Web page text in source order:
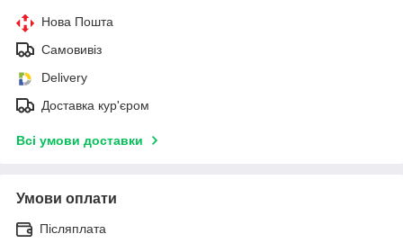
Нова Пошта
Самовивіз
Delivery
Доставка кур'єром
Всі умови доставки
Умови оплати
Післяплата